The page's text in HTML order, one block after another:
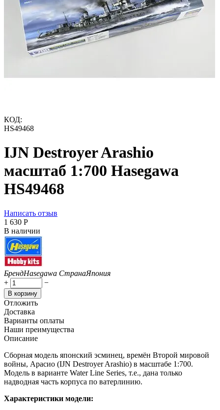
КОД:
HS49468
IJN Destroyer Arashio
масштаб 1:700 Hasegawa
HS49468
Написать отзыв
1 630 Р
В наличии
БрендHasegawa СтранаЯпония
+
−
В корзину
Отложить
Доставка
Варианты оплаты
Наши преимущества
Описание
Сборная модель японский эсминец, времён Второй мировой
войны, Арасио (IJN Destroyer Arashio) в масштабе 1:700.
Модель в варианте Water Line Series, т.е., дана только
надводная часть корпуса по ватерлинию.
Характеристики модели: